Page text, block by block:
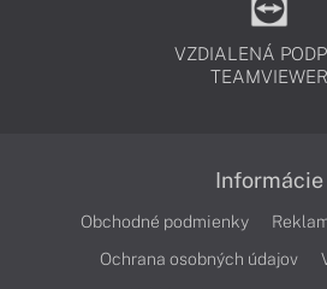
VZDIALENÁ
TEAMVIEWER
Informácie
Obchodné podmienky
Ochrana osobných údajov